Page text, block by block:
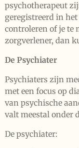
psychotherapeut
geregistreerd in
controleren of je te
zorgverlener, dan
De Psychiater
Psychiaters zijn
met een focus op
van psychische
valt meestal onder
De psychiater: